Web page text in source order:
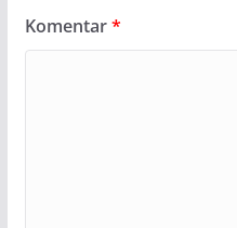
Komentar*